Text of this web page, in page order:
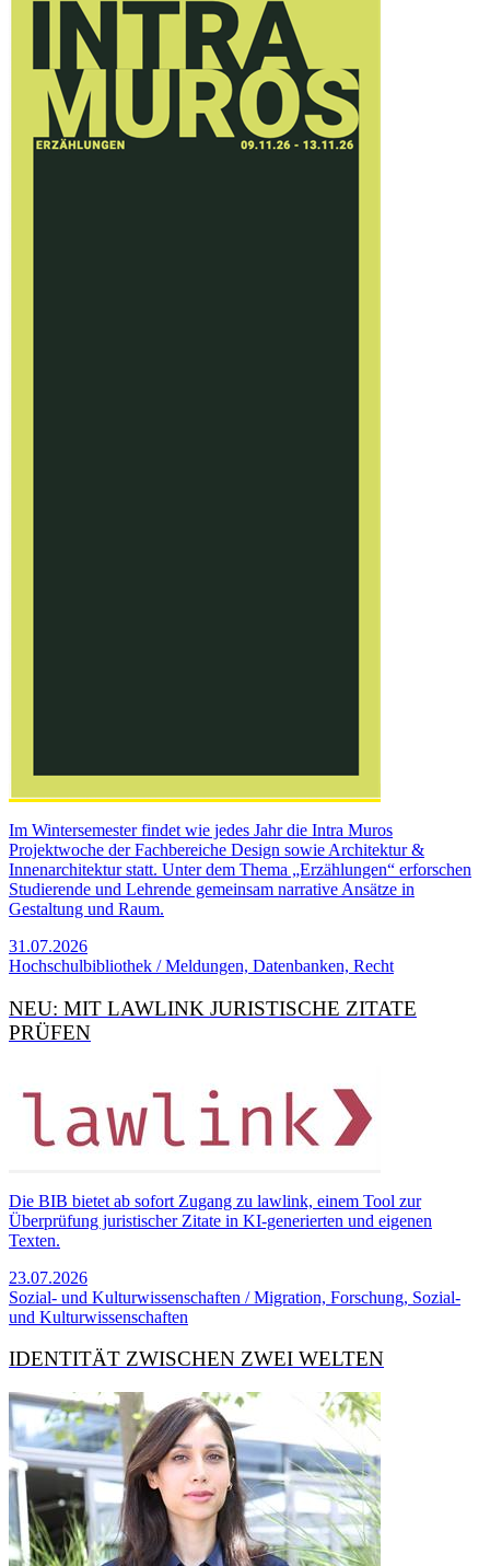
Im Wintersemester findet wie jedes Jahr die Intra Muros
Projektwoche der Fachbereiche Design sowie Architektur &
Innenarchitektur statt. Unter dem Thema „Erzählungen“ erforschen
Studierende und Lehrende gemeinsam narrative Ansätze in
Gestaltung und Raum.
31.07.2026
Hochschulbibliothek / Meldungen, Datenbanken, Recht
NEU: MIT LAWLINK JURISTISCHE ZITATE
PRÜFEN
Die BIB bietet ab sofort Zugang zu lawlink, einem Tool zur
Überprüfung juristischer Zitate in KI-generierten und eigenen
Texten.
23.07.2026
Sozial- und Kulturwissenschaften / Migration, Forschung, Sozial-
und Kulturwissenschaften
IDENTITÄT ZWISCHEN ZWEI WELTEN